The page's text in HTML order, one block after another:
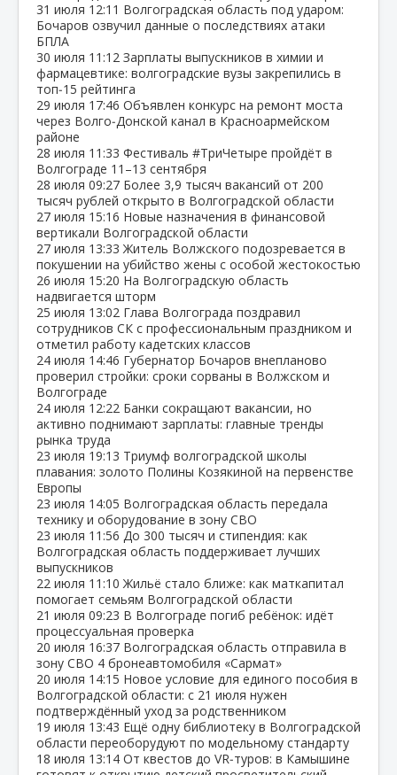
31 июля 12:11 Волгоградская область под ударом:
Бочаров озвучил данные о последствиях атаки
БПЛА
30 июля 11:12 Зарплаты выпускников в химии и
фармацевтике: волгоградские вузы закрепились в
топ‑15 рейтинга
29 июля 17:46 Объявлен конкурс на ремонт моста
через Волго‑Донской канал в Красноармейском
районе
28 июля 11:33 Фестиваль #ТриЧетыре пройдёт в
Волгограде 11–13 сентября
28 июля 09:27 Более 3,9 тысяч вакансий от 200
тысяч рублей открыто в Волгоградской области
27 июля 15:16 Новые назначения в финансовой
вертикали Волгоградской области
27 июля 13:33 Житель Волжского подозревается в
покушении на убийство жены с особой жестокостью
26 июля 15:20 На Волгоградскую область
надвигается шторм
25 июля 13:02 Глава Волгограда поздравил
сотрудников СК с профессиональным праздником и
отметил работу кадетских классов
24 июля 14:46 Губернатор Бочаров внепланово
проверил стройки: сроки сорваны в Волжском и
Волгограде
24 июля 12:22 Банки сокращают вакансии, но
активно поднимают зарплаты: главные тренды
рынка труда
23 июля 19:13 Триумф волгоградской школы
плавания: золото Полины Козякиной на первенстве
Европы
23 июля 14:05 Волгоградская область передала
технику и оборудование в зону СВО
23 июля 11:56 До 300 тысяч и стипендия: как
Волгоградская область поддерживает лучших
выпускников
22 июля 11:10 Жильё стало ближе: как маткапитал
помогает семьям Волгоградской области
21 июля 09:23 В Волгограде погиб ребёнок: идёт
процессуальная проверка
20 июля 16:37 Волгоградская область отправила в
зону СВО 4 бронеавтомобиля «Сармат»
20 июля 14:15 Новое условие для единого пособия в
Волгоградской области: с 21 июля нужен
подтверждённый уход за родственником
19 июля 13:43 Ещё одну библиотеку в Волгоградской
области переоборудуют по модельному стандарту
18 июля 13:14 От квестов до VR‑туров: в Камышине